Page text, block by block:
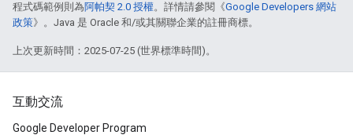
程式碼範例則為阿帕契 2.0 授權。詳情請參閱《Google Developers 網站
政策》。Java 是 Oracle 和/或其關聯企業的註冊商標。
上次更新時間：2025-07-25 (世界標準時間)。
互動交流
Google Developer Program